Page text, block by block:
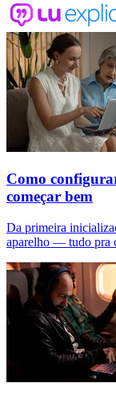
Como
começar bem
Da primeira
aparelho — tudo pra